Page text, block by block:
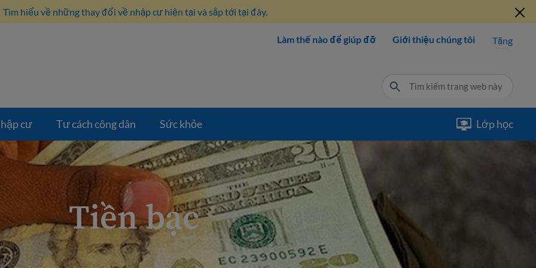
Tìm hiểu về những thay đổi về nhập cư hiện tại và sắp tới tại đây.
Làm thế nào để giúp đỡ Giới thiệu chúng tôi Tặng
cư Tư cách công dân Sức khỏe Lớp học
Tiền bạc